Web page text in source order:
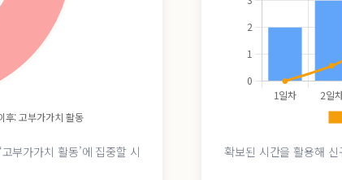
부가가치 활동’에 집중할 시
확보된 시간을 활용해